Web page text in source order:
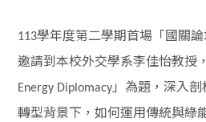
113學年度第二學期首場「國關
邀請到本校外交學系李佳怡教授
Energy Diplomacy 」為題，深入
轉型背景下，如何運用傳統與綠